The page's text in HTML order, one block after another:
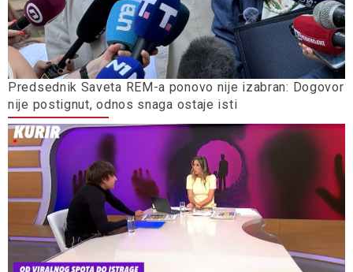
Predsednik Saveta REM-a ponovo nije izabran: Dogovor
nije postignut, odnos snaga ostaje isti